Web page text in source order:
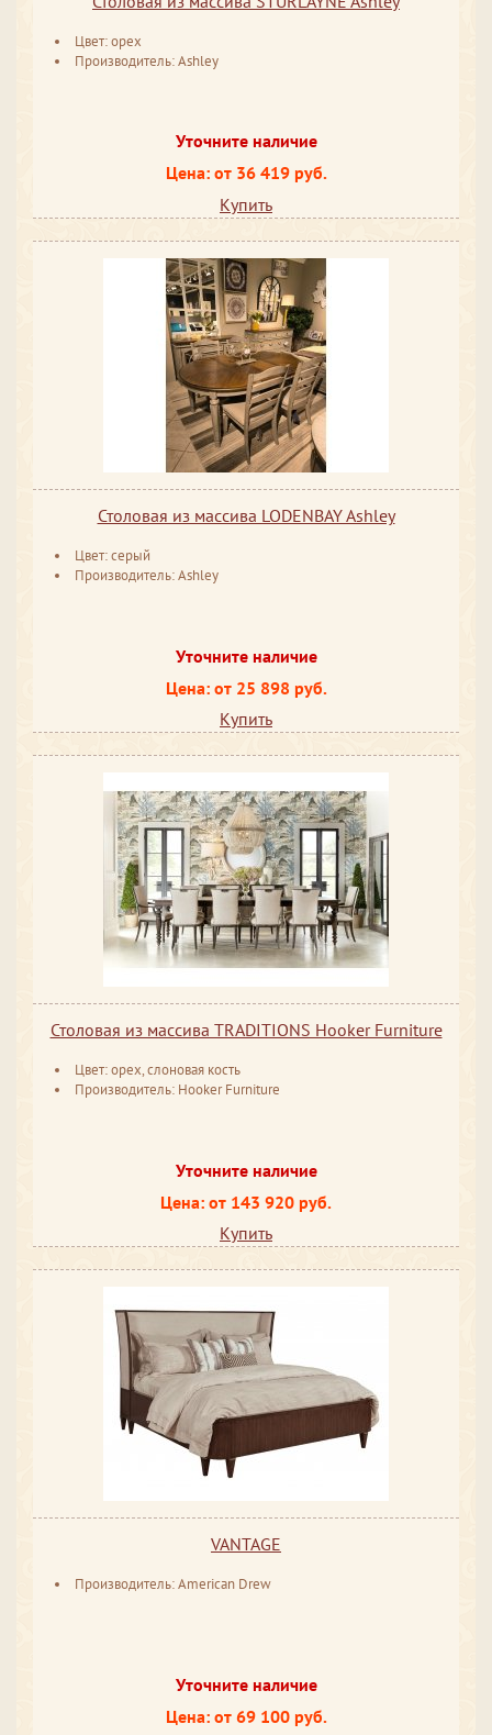
Цвет: орех
Производитель: Ashley
Уточните наличие
Цена: от 36 419 руб.
Купить
Столовая из массива LODENBAY Ashley
Цвет: серый
Производитель: Ashley
Уточните наличие
Цена: от 25 898 руб.
Купить
Столовая из массива TRADITIONS Hooker Furniture
Цвет: орех, слоновая кость
Производитель: Hooker Furniture
Уточните наличие
Цена: от 143 920 руб.
Купить
VANTAGE
Производитель: American Drew
Уточните наличие
Цена: от 69 100 руб.